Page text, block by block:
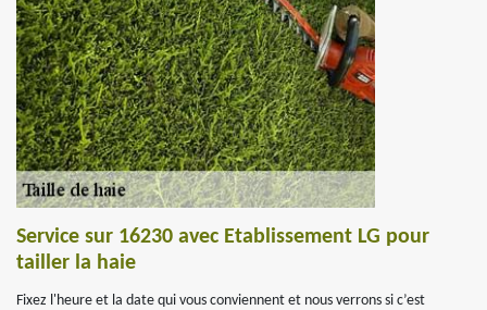
Service sur 16230 avec Etablissement LG pour
tailler la haie
Fixez l'heure et la date qui vous conviennent et nous verrons si c’est